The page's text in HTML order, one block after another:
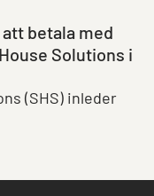
betala med
Solutions i
(SHS) inleder